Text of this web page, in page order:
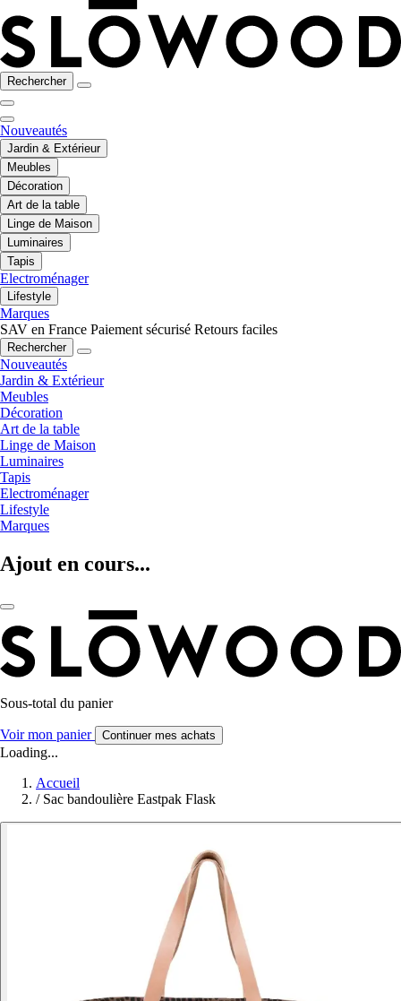
Rechercher
Nouveautés
Jardin & Extérieur
Meubles
Décoration
Art de la table
Linge de Maison
Luminaires
Tapis
Electroménager
Lifestyle
Marques
SAV en France Paiement sécurisé Retours faciles
Rechercher
Nouveautés
Jardin & Extérieur
Meubles
Décoration
Art de la table
Linge de Maison
Luminaires
Tapis
Electroménager
Lifestyle
Marques
Ajout en cours...
Sous-total du panier
Voir mon panier Continuer mes achats
Loading...
Accueil
/ Sac bandoulière Eastpak Flask